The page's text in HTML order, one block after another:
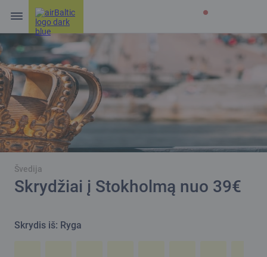
Švedija
Skrydžiai į Stokholmą nuo 39€
Skrydis iš: Ryga